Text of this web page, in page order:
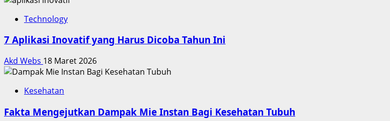
Technology
7 Aplikasi Inovatif yang Harus Dicoba Tahun Ini
Akd Webs 18 Maret 2026
Kesehatan
Fakta Mengejutkan Dampak Mie Instan Bagi Kesehatan Tubuh